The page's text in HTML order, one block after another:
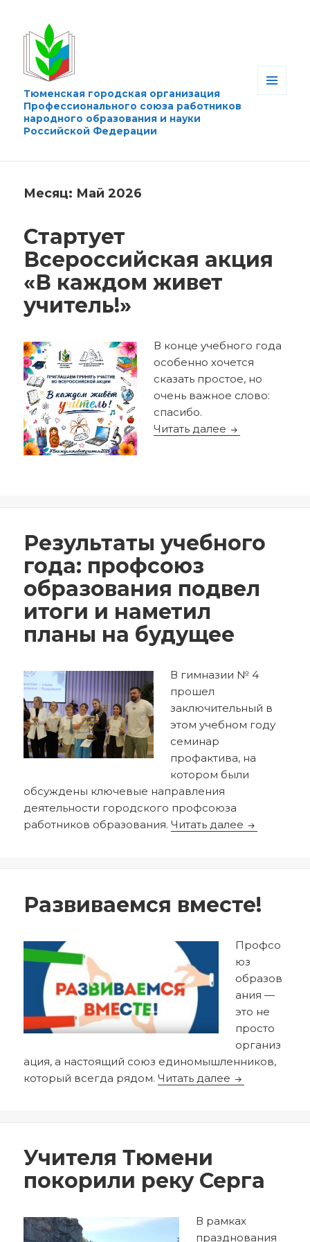
Тюменская городская организация
Профессионального союза работников
народного образования и науки
Российской Федерации
Месяц: Май 2026
Стартует
Всероссийская акция
«В каждом живет
учитель!»
В конце учебного года
особенно хочется
сказать простое, но
очень важное слово:
спасибо.
Читать далее Стартует
Результаты учебного
года: профсоюз
образования подвел
итоги и наметил
планы на будущее
В гимназии № 4
прошел
заключительный в
этом учебном году
семинар
профактива, на
котором были
обсуждены ключевые направления
деятельности городского профсоюза
работников образования.Читать далее
Развиваемся вместе!
Профсо
юз
образов
ания —
это не
просто
организ
ация, а настоящий союз единомышленников,
который всегда рядом.Читать далее Развиваемся
Учителя Тюмени
покорили реку Серга
В рамках
празднования